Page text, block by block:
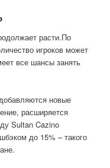
расти.По
игроков может
все шансы занять
новые
расширяется
Sultan Cazino
до 15% – такого